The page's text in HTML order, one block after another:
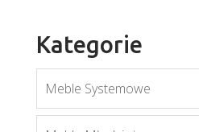
Kategorie
Meble Systemowe